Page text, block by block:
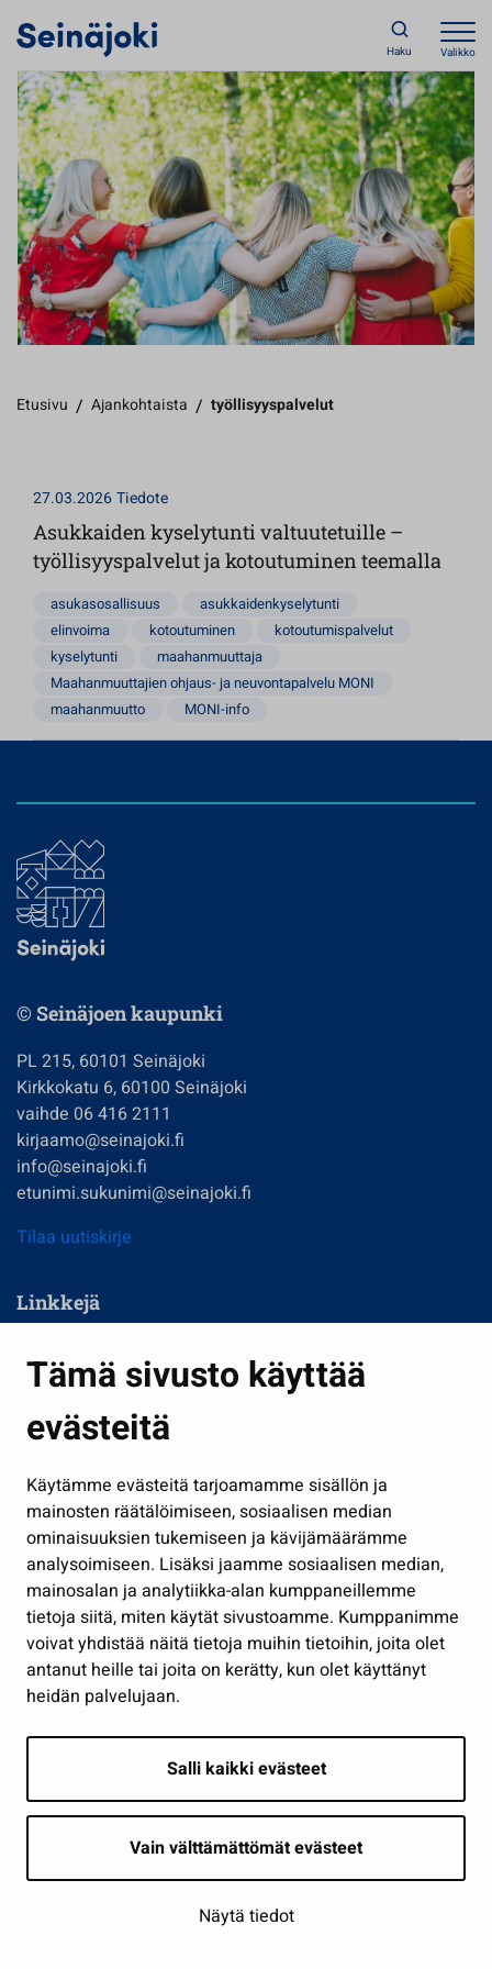
Tämä sivusto käyttää
evästeitä
Käytämme evästeitä tarjoamamme sisällön ja
mainosten räätälöimiseen, sosiaalisen median
ominaisuuksien tukemiseen ja kävijämäärämme
analysoimiseen. Lisäksi jaamme sosiaalisen median,
mainosalan ja analytiikka-alan kumppaneillemme
tietoja siitä, miten käytät sivustoamme. Kumppanimme
voivat yhdistää näitä tietoja muihin tietoihin, joita olet
antanut heille tai joita on kerätty, kun olet käyttänyt
heidän palvelujaan.
Salli kaikki evästeet
Vain välttämättömät evästeet
Näytä tiedot
Haku Valikko
Etusivu / Ajankohtaista / työllisyyspalvelut
27.03.2026Tiedote
Asukkaiden kyselytunti valtuutetuille –
työllisyyspalvelut ja kotoutuminen teemalla
asukasosallisuus
asukkaidenkyselytunti
elinvoima
kotoutuminen
kotoutumispalvelut
kyselytunti
maahanmuuttaja
Maahanmuuttajien ohjaus- ja neuvontapalvelu MONI
maahanmuutto
MONI-info
© Seinäjoen kaupunki
PL 215, 60101 Seinäjoki
Kirkkokatu 6, 60100 Seinäjoki
vaihde 06 416 2111
kirjaamo@seinajoki.fi
info@seinajoki.fi
etunimi.sukunimi@seinajoki.fi
Tilaa uutiskirje
Linkkejä
Kasvatus ja opetus
Kulttuuri ja liikunta
Työ ja yrittäminen
Osallistu ja asioi
Näytä omat evästeasetukseni
Seuraa meitä
Saavutettavuusseloste | © Seinäjoki 2026